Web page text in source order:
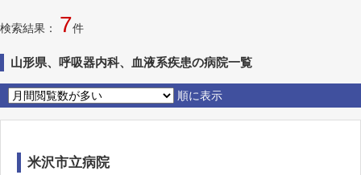
検索結果： 7件
山形県、呼吸器内科、血液系疾患の病院一覧
順に表示
米沢市立病院